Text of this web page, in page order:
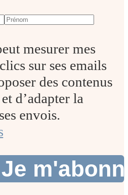
mesurer mes
sur ses emails
des contenus
d’adapter la
envois.
Je